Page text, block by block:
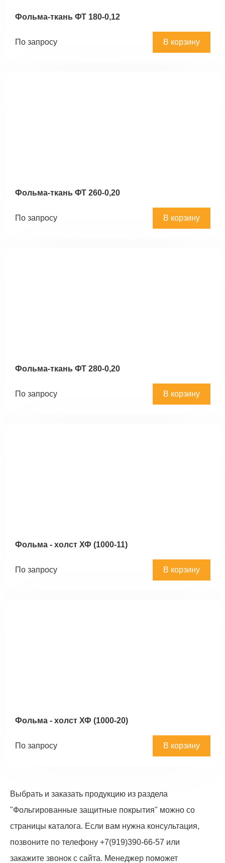
Фольма-ткань ФТ 180-0,12
По запросу В корзину
Фольма-ткань ФТ 260-0,20
По запросу В корзину
Фольма-ткань ФТ 280-0,20
По запросу В корзину
Фольма - холст ХФ (1000-11)
По запросу В корзину
Фольма - холст ХФ (1000-20)
По запросу В корзину
Выбрать и заказать продукцию из раздела
"Фольгированные защитные покрытия" можно со
страницы каталога. Если вам нужна консультация,
позвоните по телефону +7(919)390-66-57 или
закажите звонок с сайта. Менеджер поможет